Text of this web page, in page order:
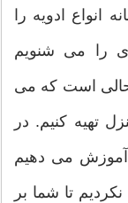
انواع ادویه را
را می شنویم
حالی است که می
تهیه کنیم. در
آموزش می دهیم
تا شما بر